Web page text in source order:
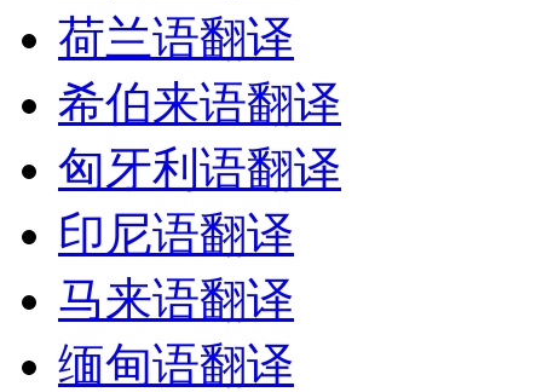
荷兰语翻译
希伯来语翻译
匈牙利语翻译
印尼语翻译
马来语翻译
缅甸语翻译